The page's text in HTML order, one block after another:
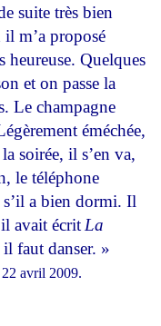
suite très bien
m’a proposé
heureuse. Quelques
et on passe la
Le champagne
éméchée,
soirée, il s’en va,
le téléphone
s’il a bien dormi. Il
avait écrit La
faut danser. »
avril 2009.